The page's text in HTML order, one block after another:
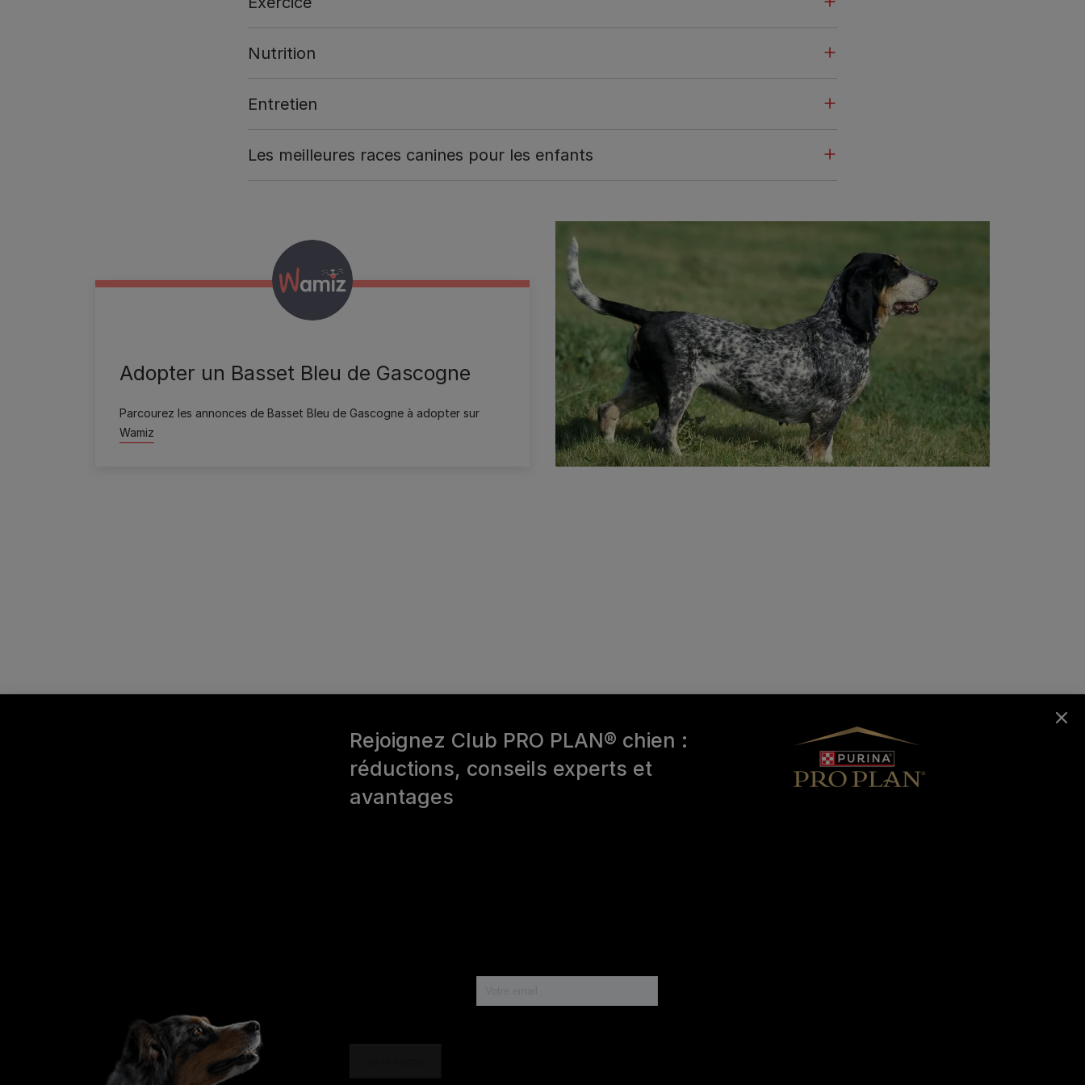
Nutrition
Entretien
Les meilleures races canines pour les enfants
Adopter un Basset Bleu de Gascogne
Parcourez les annonces de Basset Bleu de Gascogne à adopter sur
Wamiz
Rejoignez Club PRO PLAN® chien :
réductions, conseils experts et
avantages